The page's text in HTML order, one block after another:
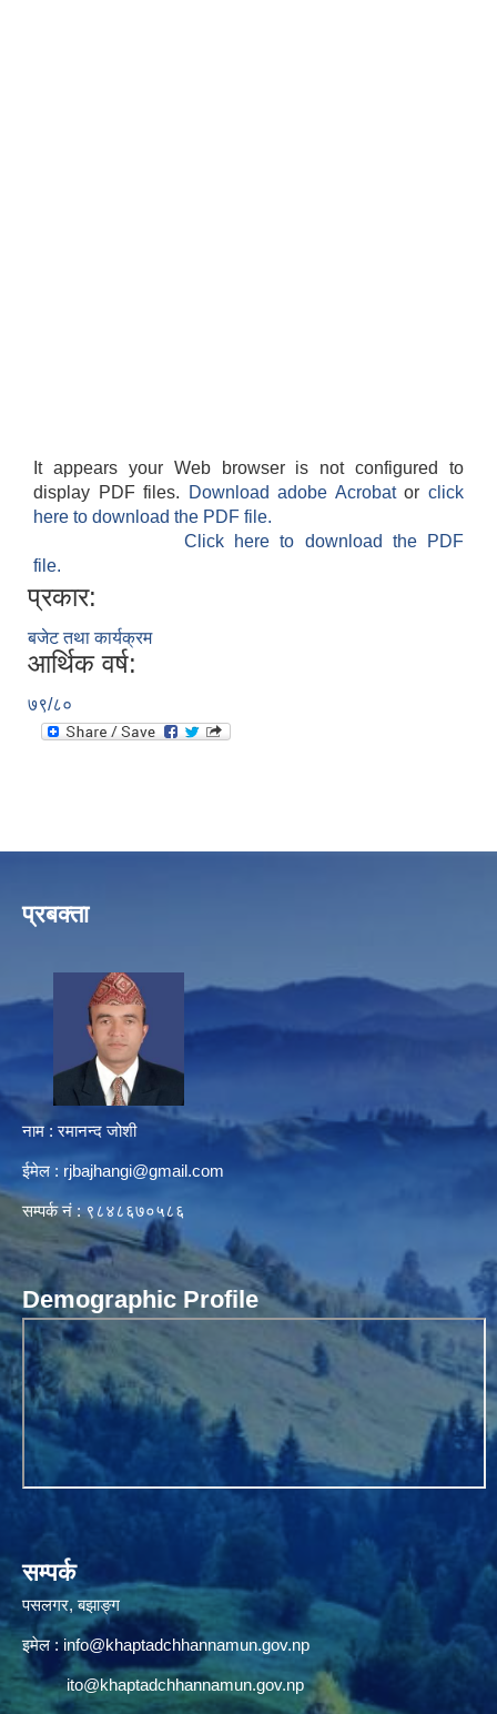
It appears your Web browser is not configured to
display PDF files.
Download adobe Acrobatorclick
here to download the PDF file.
Click here to download the PDF
file.
प्रकार:
बजेट तथा कार्यक्रम
आर्थिक वर्ष:
७९/८०
प्रबक्ता
नाम : रमानन्द जोशी
ईमेल : rjbajhangi@gmail.com
सम्पर्क नं : ९८४८६७०५८६
Demographic Profile
सम्पर्क
पसलगर, बझाङ्ग
इमेल : info@khaptadchhannamun.gov.np
ito@khaptadchhannamun.gov.np